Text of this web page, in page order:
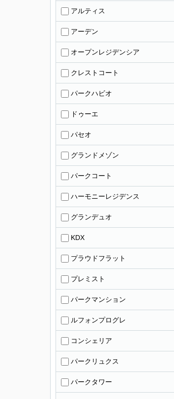
アルティス
アーデン
オープンレジデンシア
クレストコート
パークハビオ
ドゥーエ
パセオ
グランドメゾン
パークコート
ハーモニーレジデンス
グランデュオ
KDX
プラウドフラット
プレミスト
パークマンション
ルフォンプログレ
コンシェリア
パークリュクス
パークタワー